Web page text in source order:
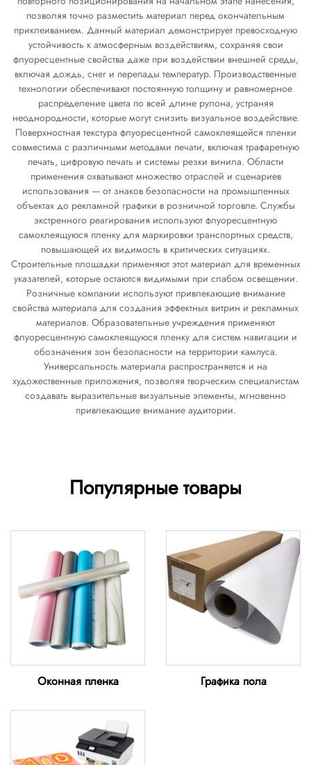
позволяя точно разместить материал перед окончательным
приклеиванием. Данный материал демонстрирует превосходную
устойчивость к атмосферным воздействиям, сохраняя свои
флуоресцентные свойства даже при воздействии внешней среды,
включая дождь, снег и перепады температур. Производственные
технологии обеспечивают постоянную толщину и равномерное
распределение цвета по всей длине рулона, устраняя
неоднородности, которые могут снизить визуальное воздействие.
Поверхностная текстура флуоресцентной самоклеящейся пленки
совместима с различными методами печати, включая трафаретную
печать, цифровую печать и системы резки винила. Области
применения охватывают множество отраслей и сценариев
использования — от знаков безопасности на промышленных
объектах до рекламной графики в розничной торговле. Службы
экстренного реагирования используют флуоресцентную
самоклеящуюся пленку для маркировки транспортных средств,
повышающей их видимость в критических ситуациях.
Строительные площадки применяют этот материал для временных
указателей, которые остаются видимыми при слабом освещении.
Розничные компании используют привлекающие внимание
свойства материала для создания эффектных витрин и рекламных
материалов. Образовательные учреждения применяют
флуоресцентную самоклеящуюся пленку для систем навигации и
обозначения зон безопасности на территории кампуса.
Универсальность материала распространяется и на
художественные приложения, позволяя творческим специалистам
создавать выразительные визуальные элементы, мгновенно
привлекающие внимание аудитории.
Популярные товары
Оконная пленка Графика пола